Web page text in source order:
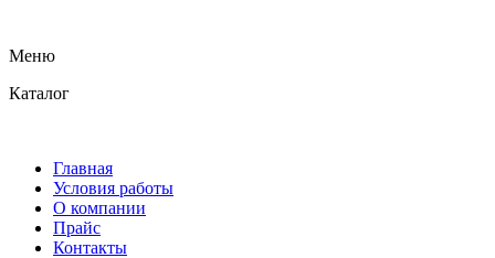
Меню
Каталог
Главная
Условия работы
О компании
Прайс
Контакты